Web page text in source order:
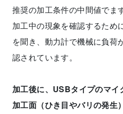
推奨の加工条件の中間値でま
加工中の現象を確認するため
を聞き、動力計で機械に負荷
認されています。
加工後に、USBタイプのマ
加工面（ひき目やバリの発生